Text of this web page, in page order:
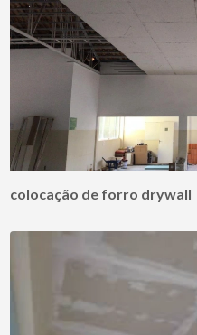
colocação de forro drywall